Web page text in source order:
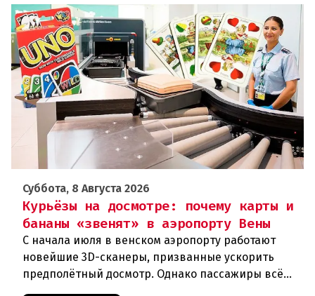
Суббота, 8 Августа 2026
Курьёзы на досмотре: почему карты и
бананы «звенят» в аэропорту Вены
С начала июля в венском аэропорту работают
новейшие 3D-сканеры, призванные ускорить
предполётный досмотр. Однако пассажиры всё